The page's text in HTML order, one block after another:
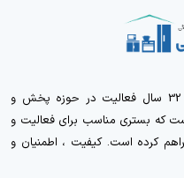
فروشگاه قطعات برودتی کاظمینی پس از 32 سال فعالیت در حوزه پخش و
که بستری مناسب برای فعالیت و
کرده است. کیفیت ، اطمنیان و